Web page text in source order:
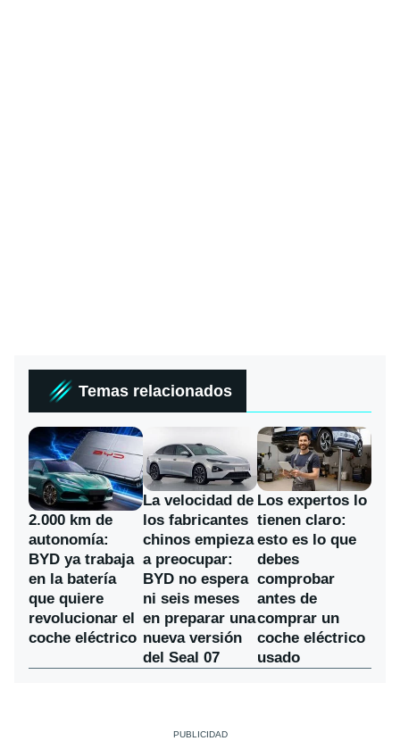
Temas relacionados
2.000 km de
autonomía:
BYD ya trabaja
en la batería
que quiere
revolucionar el
coche eléctrico
La velocidad de
los fabricantes
chinos empieza
a preocupar:
BYD no espera
ni seis meses
en preparar una
nueva versión
del Seal 07
Los expertos lo
tienen claro:
esto es lo que
debes
comprobar
antes de
comprar un
coche eléctrico
usado